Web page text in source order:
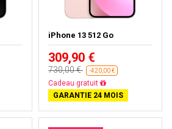
iPhone 13 512 Go
309,90 €
730,00 € -420,00 €
Livraison gratuite
GARANTIE 24 MOIS